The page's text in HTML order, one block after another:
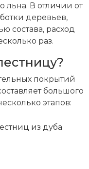
льна. В отличии от
деревьев,
состава, расход
раз.
покрытий
большого
этапов: